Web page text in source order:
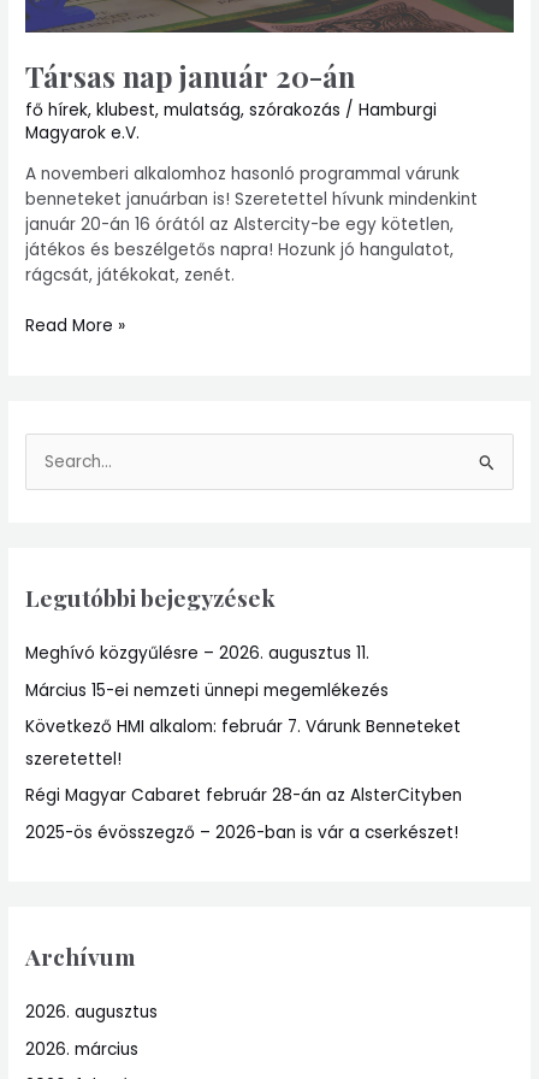
Társas nap január 20-án
fő hírek,klubest,mulatság,szórakozás /Hamburgi
Magyarok e.V.
A novemberi alkalomhoz hasonló programmal várunk
benneteket januárban is! Szeretettel hívunk mindenkint
január 20-án 16 órától az Alstercity-be egy kötetlen,
játékos és beszélgetős napra! Hozunk jó hangulatot,
rágcsát, játékokat, zenét.
Read More »
e
c
f
o
r
:
Legutóbbi bejegyzések
Meghívó közgyűlésre – 2026. augusztus 11.
Március 15-ei nemzeti ünnepi megemlékezés
Következő HMI alkalom: február 7. Várunk Benneteket
szeretettel!
Régi Magyar Cabaret február 28-án az AlsterCityben
2025-ös évösszegző – 2026-ban is vár a cserkészet!
Archívum
2026. augusztus
2026. március